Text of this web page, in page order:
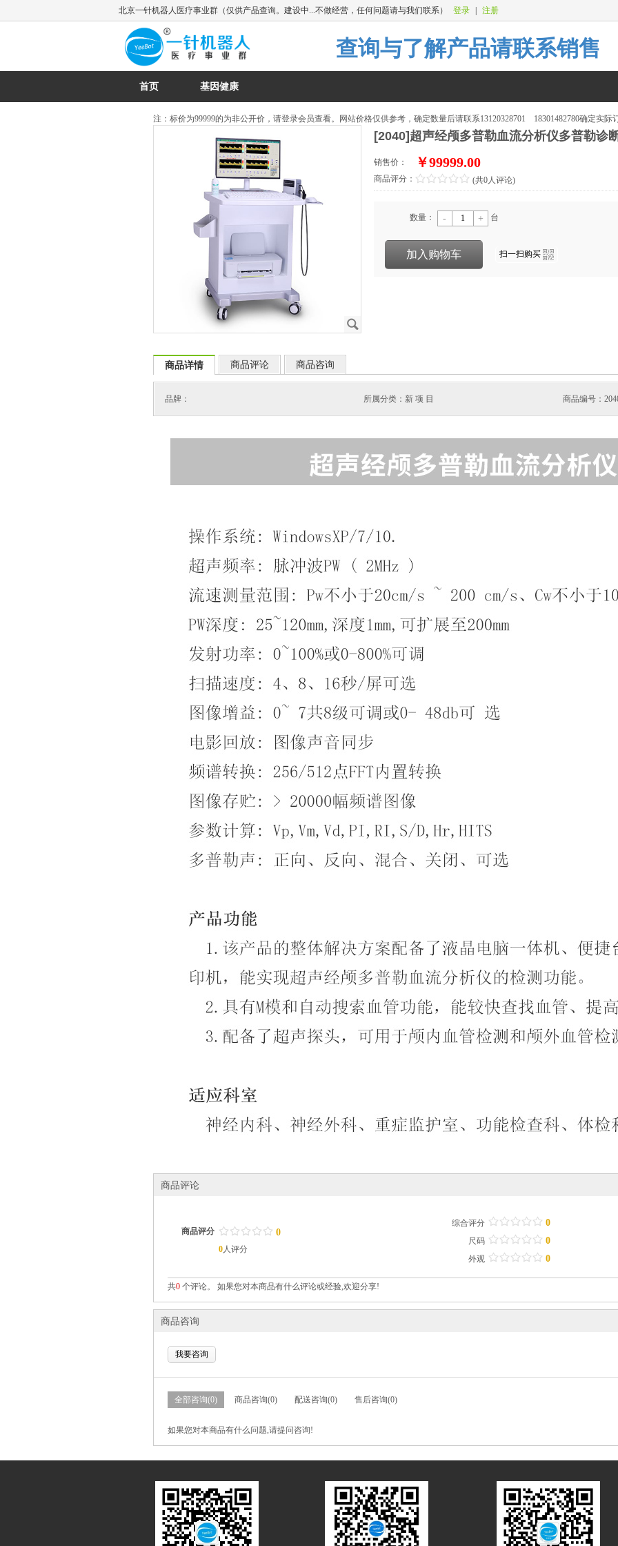
北京一针机器人医疗事业群（仅供产品查询。建设中...不做经营，任何问题请与我们联系） 登录 注册
查询与了解产品请联系销
首页 基因健康
注：标价为99999的为非公开价，请登录会员查看。网站价格仅供参考，确定数量后请联系13120328701 18301482780确定实际
J
[2040]超声经颅多普勒血流分析仪多普勒诊
销售价： ￥99999.00
商品评分： / / / / /
. . . . . (共0人评论)
数量： - + 台
加入购物车 扫一扫购买 i
商品详情 商品评论 商品咨询
品牌： 所属分类：新 项 目 商品编号：
商品评论
商品评分 / / / / /
. . . . . 0
0人评分
综合评分 / / / / /
. . . . . 0
尺码 / / / / /
. . . . . 0
外观 / / / / /
. . . . . 0
共0 个评论。 如果您对本商品有什么评论或经验,欢迎分享!
商品咨询
我要咨询
全部咨询(0) 商品咨询(0) 配送咨询(0) 售后咨询(0)
如果您对本商品有什么问题,请提问咨询!